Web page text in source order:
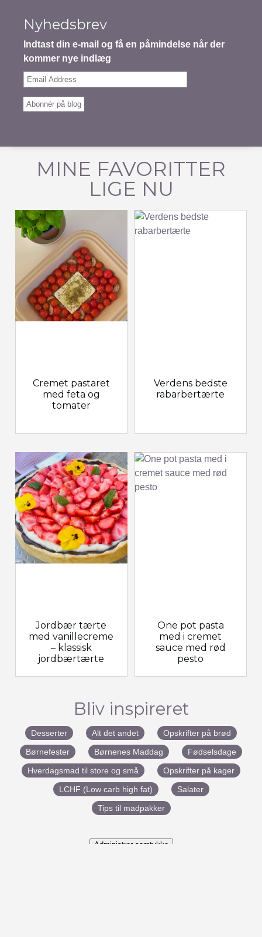
Nyhedsbrev
Indtast din e-mail og få en påmindelse når der
kommer nye indlæg
Email
Abonnér på blog
MINE FAVORITTER
LIGE NU
Cremet pastaret
med feta og
tomater
Jordbær tærte
med vanillecreme
– klassisk
jordbærtærte
Verdens bedste
rabarbertærte
One pot pasta
med i cremet
sauce med rød
pesto
Bliv inspireret
Desserter Alt det andet
Opskrifter på brød
Børnefester
Børnenes Maddag
Fødselsdage
Hverdagsmad til store og små
Opskrifter på kager
LCHF (Low carb high fat)
Salater
Tips til madpakker
Administrer samtykke